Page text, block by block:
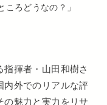
ころどうなの？」
揮者・山田和樹さ
内外でのリアルな評
魅力と実力をリサ